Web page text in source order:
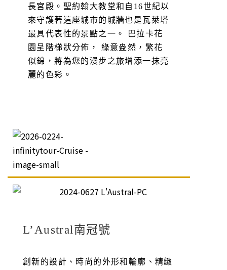
長宮殿。聖約翰大教堂和自16世紀以
來守護著這座城市的城牆也是瓦萊塔
最具代表性的景點之一。 巴拉卡花
園呈階梯狀分佈， 綠意盎然，繁花
似錦，將為您的漫步之旅增添一抹亮
麗的色彩。
L’Austral南冠號
創新的設計、時尚的外形和輪廓、精緻